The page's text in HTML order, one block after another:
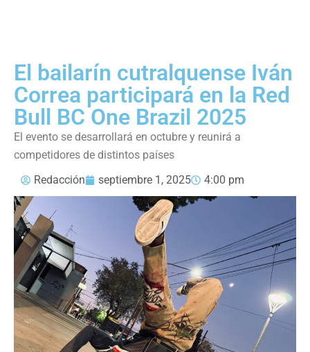
El bailarín cutralquense Iván
Correa participará en la Red
Bull BC One Brazil 2025
El evento se desarrollará en octubre y reunirá a
competidores de distintos países
Redacción
septiembre 1, 2025 4:00 pm